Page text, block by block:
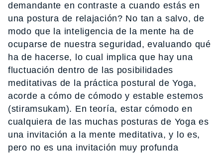
demandante en contraste a cuando estás en
una postura de relajación? No tan a salvo, de
modo que la inteligencia de la mente ha de
ocuparse de nuestra seguridad, evaluando qué
ha de hacerse, lo cual implica que hay una
fluctuación dentro de las posibilidades
meditativas de la práctica postural de Yoga,
acorde a cómo de cómodo y estable estemos
(stiramsukam). En teoría, estar cómodo en
cualquiera de las muchas posturas de Yoga es
una invitación a la mente meditativa, y lo es,
pero no es una invitación muy profunda